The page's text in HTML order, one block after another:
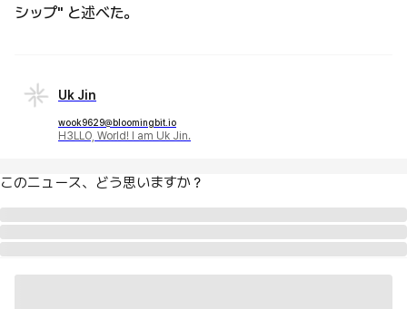
シップ" と述べた。
Uk Jin
wook9629@bloomingbit.io
H3LLO, World! I am Uk Jin.
このニュース、どう思いますか？